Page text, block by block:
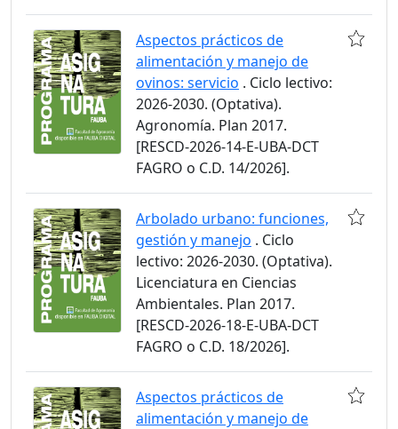
Aspectos prácticos de
alimentación y manejo de
ovinos: servicio . Ciclo lectivo:
2026-2030. (Optativa).
Agronomía. Plan 2017.
[RESCD-2026-14-E-UBA-DCT
FAGRO o C.D. 14/2026].
Arbolado urbano: funciones,
gestión y manejo . Ciclo
lectivo: 2026-2030. (Optativa).
Licenciatura en Ciencias
Ambientales. Plan 2017.
[RESCD-2026-18-E-UBA-DCT
FAGRO o C.D. 18/2026].
Aspectos prácticos de
alimentación y manejo de